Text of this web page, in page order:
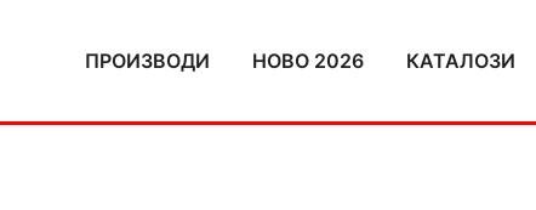
ПРОИЗВОДИ НОВО 2026 КАТАЛОЗИ